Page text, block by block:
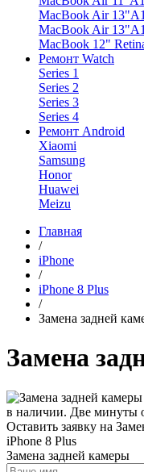
MacBook Air 13"
MacBook Air 13"
MacBook 12"
Ремонт Watch
Series 1
Series 2
Series 3
Series 4
Ремонт Android
Xiaomi
Samsung
Honor
Huawei
Meizu
Главная
/
iPhone
/
iPhone 8 Plus
/
Замена задней
Замена
Оставить заявку на
iPhone 8 Plus
Замена задней камеры